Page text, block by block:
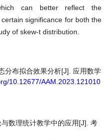
can better reflect the
significance for both the
of skew-t distribution.
分布拟合效果分析[J]. 应用数学
10.12677/AAM.2023.121010
数理统计教学中的应用[J]. 考